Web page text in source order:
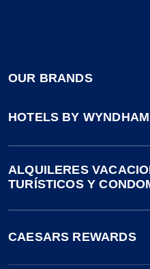
OUR BRANDS
HOTELS BY WYNDHAM
ALQUILERES
TURÍSTICOS Y
CAESARS REWARDS